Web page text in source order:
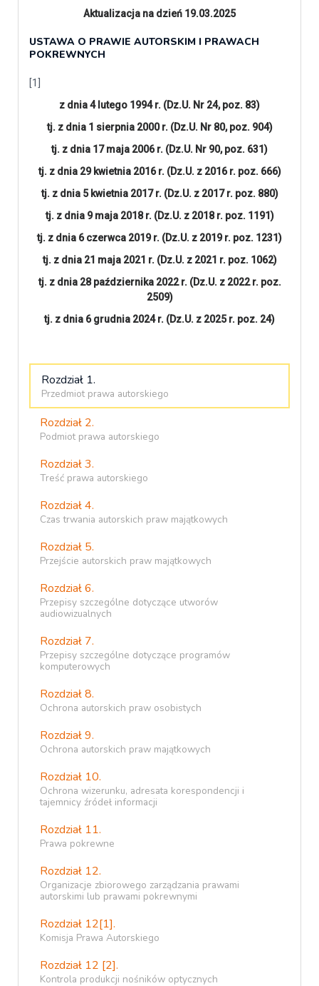
Aktualizacja na dzień 19.03.2025
USTAWA O PRAWIE AUTORSKIM I PRAWACH
POKREWNYCH
[1]
z dnia 4 lutego 1994 r. (Dz.U. Nr 24, poz. 83)
tj. z dnia 1 sierpnia 2000 r. (Dz.U. Nr 80, poz. 904)
tj. z dnia 17 maja 2006 r. (Dz.U. Nr 90, poz. 631)
tj. z dnia 29 kwietnia 2016 r. (Dz.U. z 2016 r. poz. 666)
tj. z dnia 5 kwietnia 2017 r. (Dz.U. z 2017 r. poz. 880)
tj. z dnia 9 maja 2018 r. (Dz.U. z 2018 r. poz. 1191)
tj. z dnia 6 czerwca 2019 r. (Dz.U. z 2019 r. poz. 1231)
tj. z dnia 21 maja 2021 r. (Dz.U. z 2021 r. poz. 1062)
tj. z dnia 28 października 2022 r. (Dz.U. z 2022 r. poz.
2509)
tj. z dnia 6 grudnia 2024 r. (Dz.U. z 2025 r. poz. 24)
Rozdział 1.
Przedmiot prawa autorskiego
Rozdział 2.
Podmiot prawa autorskiego
Rozdział 3.
Treść prawa autorskiego
Rozdział 4.
Czas trwania autorskich praw majątkowych
Rozdział 5.
Przejście autorskich praw majątkowych
Rozdział 6.
Przepisy szczególne dotyczące utworów
audiowizualnych
Rozdział 7.
Przepisy szczególne dotyczące programów
komputerowych
Rozdział 8.
Ochrona autorskich praw osobistych
Rozdział 9.
Ochrona autorskich praw majątkowych
Rozdział 10.
Ochrona wizerunku, adresata korespondencji i
tajemnicy źródeł informacji
Rozdział 11.
Prawa pokrewne
Rozdział 12.
Organizacje zbiorowego zarządzania prawami
autorskimi lub prawami pokrewnymi
Rozdział 12[1].
Komisja Prawa Autorskiego
Rozdział 12 [2].
Kontrola produkcji nośników optycznych